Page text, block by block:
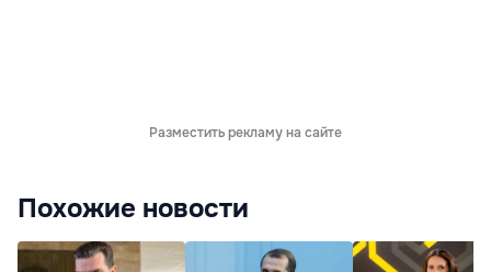
Разместить рекламу на сайте
Похожие новости